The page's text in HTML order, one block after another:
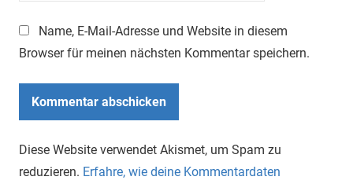
Name, E-Mail-Adresse und Website in diesem
Browser für meinen nächsten Kommentar speichern.
Diese Website verwendet Akismet, um Spam zu
reduzieren. Erfahre, wie deine Kommentardaten